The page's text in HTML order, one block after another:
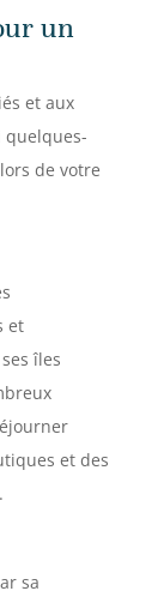
un
et aux
quelques-
de votre
et
îles
et des
sa